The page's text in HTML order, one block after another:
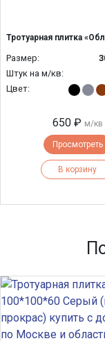
Тротуарная плитка
Размер:
Штук на м/кв:
Цвет:
650 ₽ м/кв
Просмотреть
В корзину